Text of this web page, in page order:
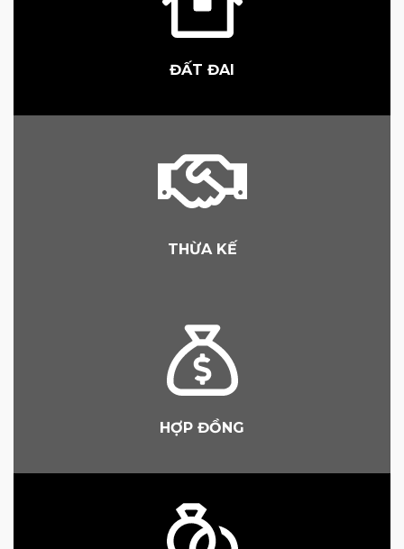
ĐẤT ĐAI
THỪA KẾ
HỢP ĐỒNG